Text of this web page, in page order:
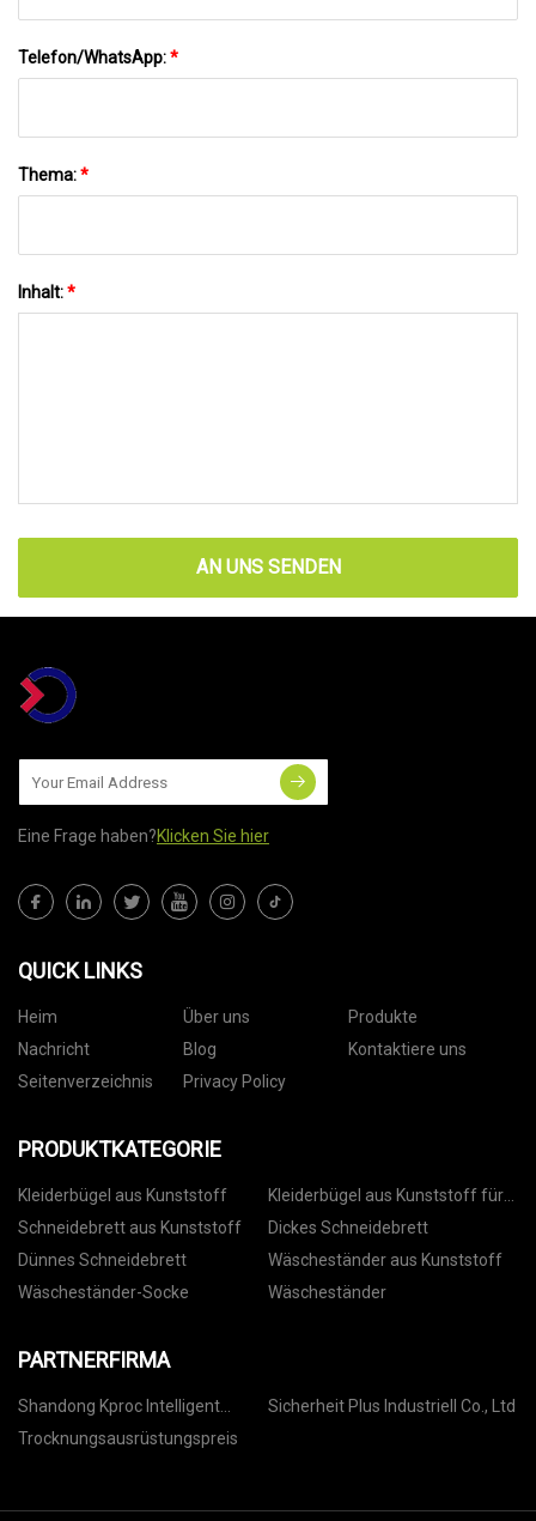
Telefon/WhatsApp:*
Thema:*
Inhalt:*
AN UNS SENDEN
Eine Frage haben?Klicken Sie hier
QUICK LINKS
Heim Über uns
Produkte
Nachricht
Blog
Kontaktiere uns
Seitenverzeichnis
Privacy Policy
PRODUKTKATEGORIE
Kleiderbügel aus Kunststoff
Kleiderbügel aus Kunststoff für
Hosen
Schneidebrett aus Kunststoff
Dickes Schneidebrett
Dünnes Schneidebrett
Wäscheständer aus Kunststoff
Wäscheständer-Socke
Wäscheständer
PARTNERFIRMA
Shandong Kproc Intelligent
Technologie Co., GmbH
Sicherheit Plus Industriell Co., Ltd
Trocknungsausrüstungspreis